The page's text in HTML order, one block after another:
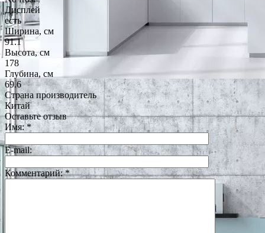
Дисплей
есть
Ширина, см
91.1
Высота, см
178
Глубина, см
69.6
Страна производитель
Китай
Оставьте отзыв
Имя:*
E-mail:
Комментарий:*